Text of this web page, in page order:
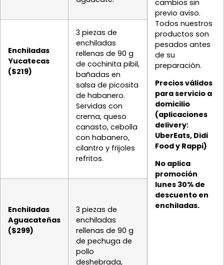
cambios sin
previo aviso.
Todos nuestros
productos son
pesados antes
de su
preparación.
Precios válidos
para servicio a
domicilio
(aplicaciones
delivery:
UberEats, Didi
Food y Rappi)
No aplica
promoción
lunes 30% de
descuento en
enchiladas.
Enchiladas
Yucatecas
($219)
3 piezas de
enchiladas
rellenas de 90 g
de cochinita pibil,
bañadas en
salsa de picosita
de habanero.
Servidas con
crema, queso
canasto, cebolla
con habanero,
cilantro y frijoles
refritos.
Enchiladas
Aguacateñas
($299)
3 piezas de
enchiladas
rellenas de 90 g
de pechuga de
pollo
deshebrada,